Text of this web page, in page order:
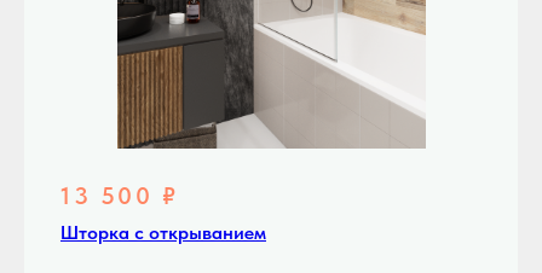
13 500 ₽
Шторка с открыванием